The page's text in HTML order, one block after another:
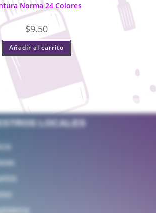
Norma 24 Colores
$9.50
Añadir al carrito
LOCALES